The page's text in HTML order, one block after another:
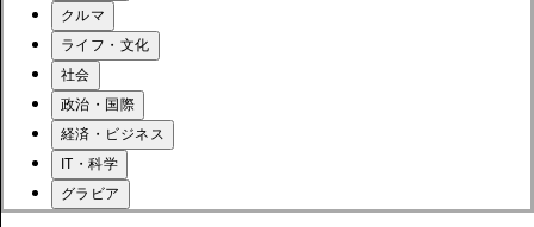
クルマ
ライフ・文化
社会
政治・国際
経済・ビジネス
IT・科学
グラビア